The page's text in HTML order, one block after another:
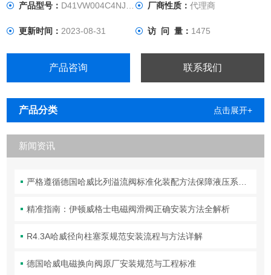
产品型号： D41VW004C4NJW91 厂商性质： 代理商
更新时间：2023-08-31 访 问 量： 1475
产品咨询 联系我们
产品分类 点击展开+
新闻资讯
严格遵循德国哈威比列溢流阀标准化装配方法保障液压系统压力调控精准可靠
精准指南：伊顿威格士电磁阀滑阀正确安装方法全解析
R4.3A哈威径向柱塞泵规范安装流程与方法详解
德国哈威电磁换向阀原厂安装规范与工程标准